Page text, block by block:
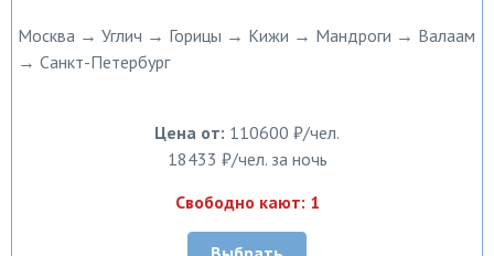
Москва → Углич → Горицы → Кижи → Мандроги → Валаам
→ Санкт-Петербург
Цена от: 110600 ₽/чел.
18433 ₽/чел. за ночь
Свободно кают: 1